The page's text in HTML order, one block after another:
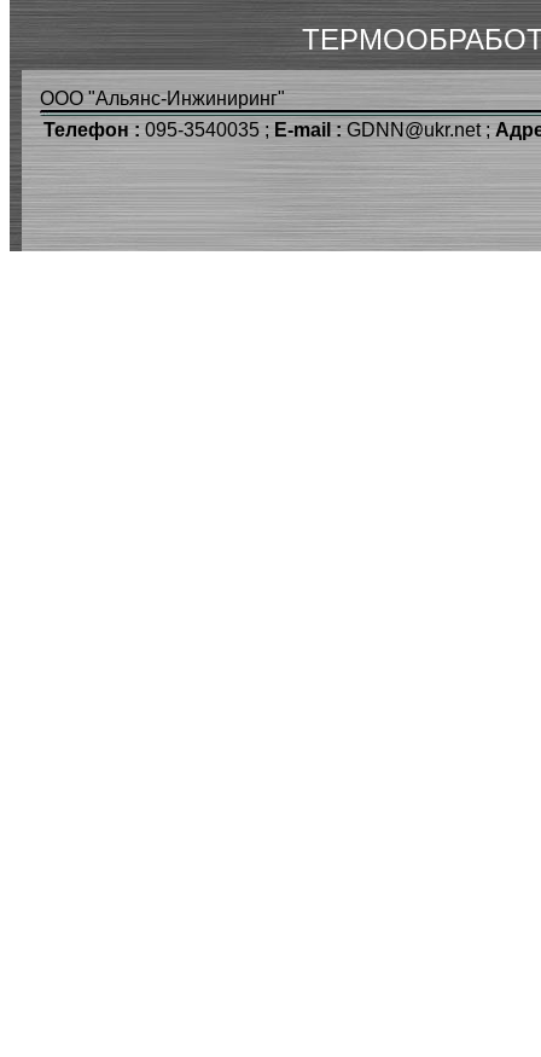
ООО "Альянс-Инжиниринг"
Телефон : 095-3540035 ; E-mail : GDNN@ukr.net ;